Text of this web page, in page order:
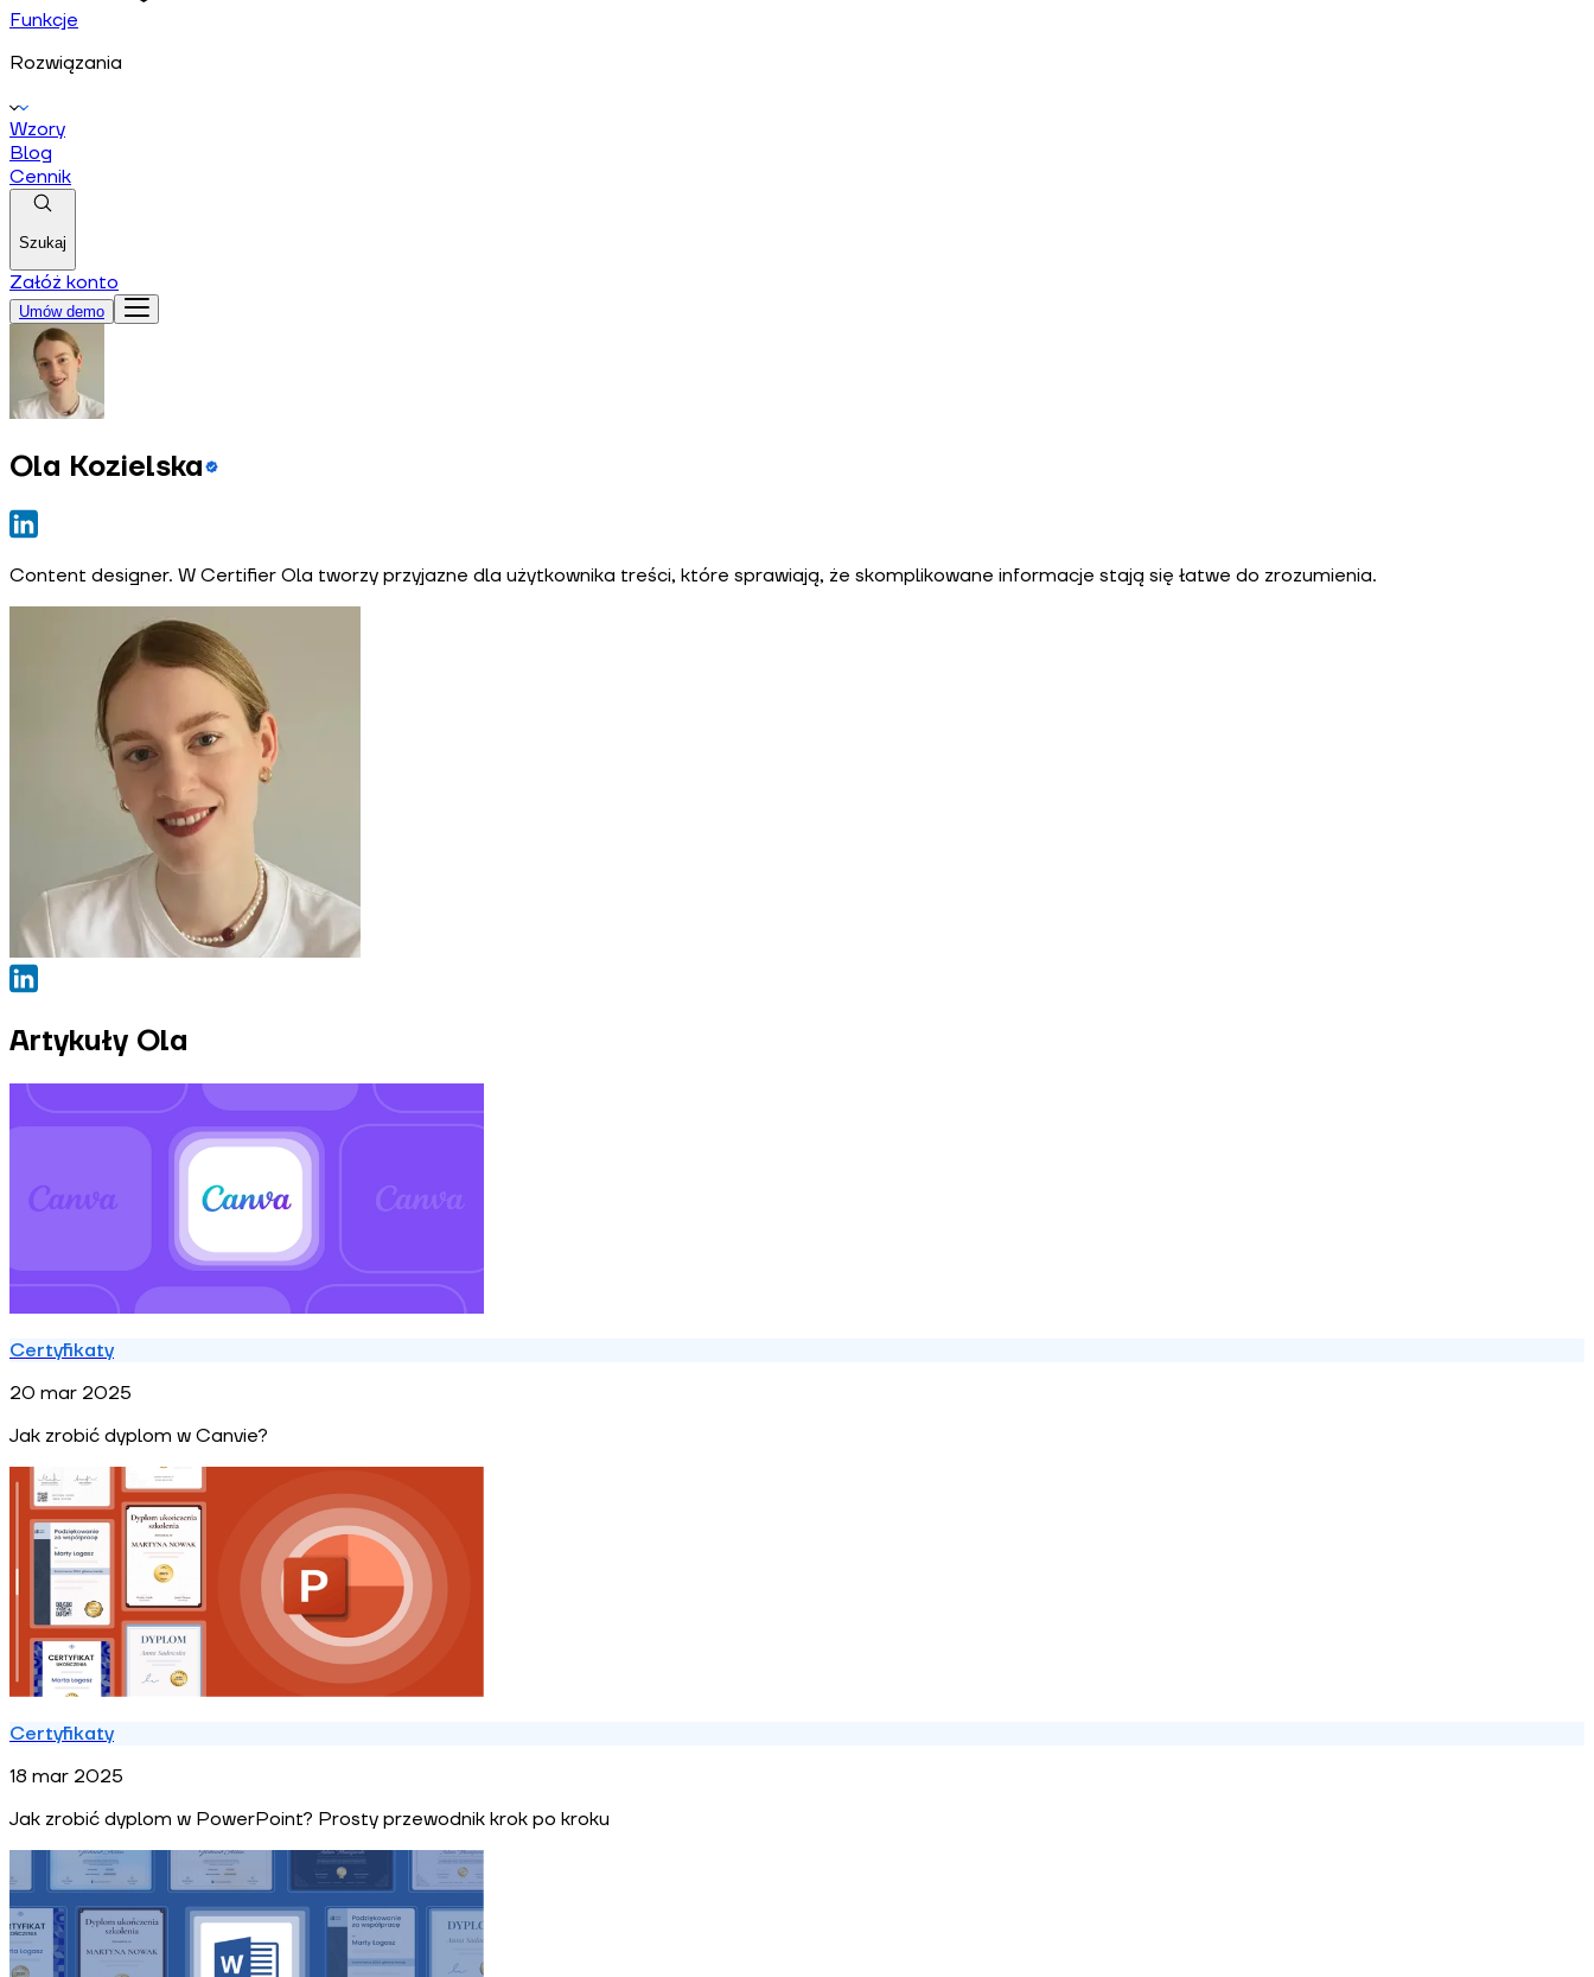
Funkcje
Rozwiązania
Wzory
Blog
Cennik
Szukaj
Załóż konto
Umów demo
Ola Kozielska
Content designer. W Certifier Ola tworzy przyjazne dla użytkownika treści, które sprawiają, że skomplikowane informacje stają się łatwe do zrozumienia.
Artykuły Ola
Certyfikaty
20 mar 2025
Jak zrobić dyplom w Canvie?
Certyfikaty
18 mar 2025
Jak zrobić dyplom w PowerPoint? Prosty przewodnik krok po kroku